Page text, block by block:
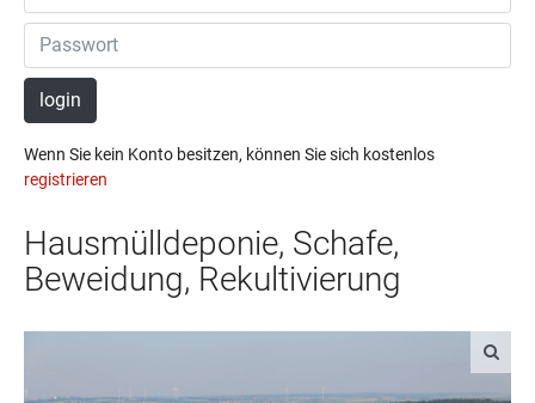
login
Wenn Sie kein Konto besitzen, können Sie sich kostenlos
registrieren
Hausmülldeponie, Schafe,
Beweidung, Rekultivierung